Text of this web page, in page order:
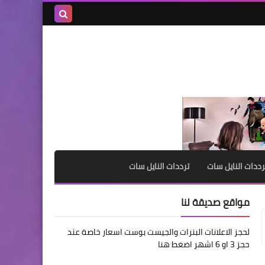
النايل سات ترددات النايل سات
مواقع صديقة لنا
لحجز الاعلانات البنرات والجيست بوست اسعار خاصة عند
حجز 3 او 6 اشهر اضغط هنا